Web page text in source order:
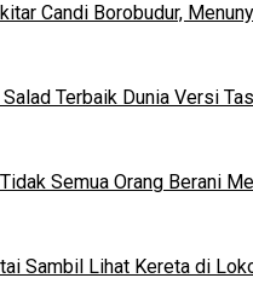
Candi Borobudur,
Terbaik Dunia Versi
Semua Orang Berani
Sambil Lihat Kereta di